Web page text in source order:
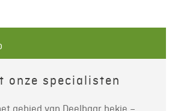
onze specialisten
gebied van Deelbaar hekje –